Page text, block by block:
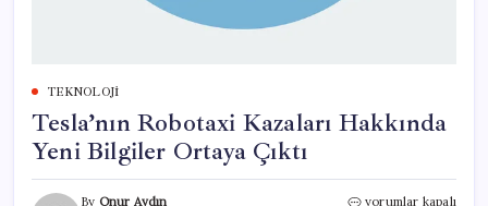
TEKNOLOJI
Tesla’nın Robotaxi Kazaları Hakkında
Yeni Bilgiler Ortaya Çıktı
By Onur Aydın
Tesla’nın
yorumlar kapalı